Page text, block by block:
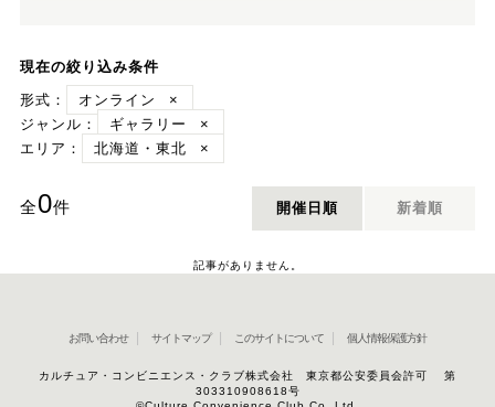
現在の絞り込み条件
形式：
オンライン
×
ジャンル：
ギャラリー
×
エリア：
北海道・東北 ×
全0件 開催日順 新着順
記事がありません。
お問い合わせ サイトマップ このサイトについて 個人情報保護方針
カルチュア・コンビニエンス・クラブ株式会社 東京都公安委員会許可 第
303310908618号